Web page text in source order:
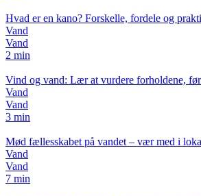
Hvad er en kano? Forskelle, fordele og
Vand
Vand
2 min
Vind og vand: Lær at vurdere forholdene,
Vand
Vand
3 min
Mød fællesskabet på vandet – vær med i
Vand
Vand
7 min